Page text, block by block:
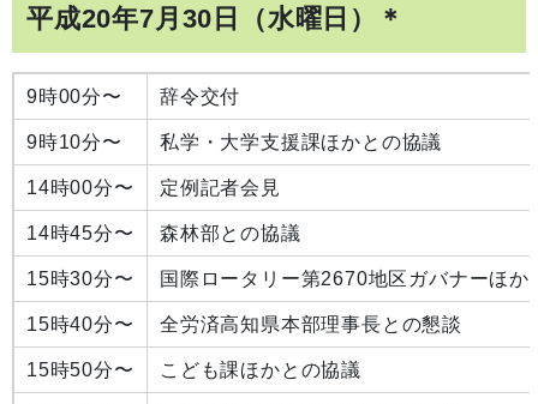
平成20年7月30日（水曜日）＊
9時00分〜 辞令交付
9時10分〜 私学・大学支援課ほかとの協議
14時00分〜 定例記者会見
14時45分〜 森林部との協議
15時30分〜 国際ロータリー第2670地区ガバナーほか
15時40分〜 全労済高知県本部理事長との懇談
15時50分〜 こども課ほかとの協議